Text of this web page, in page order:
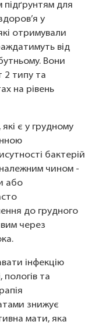
підґрунтям для
у
отримували
від
Вони
2 типу та
на рівень
є у грудному
бактерій
чином -
або
до грудного
через
інфекцію
пологів та
знижує
мати, яка